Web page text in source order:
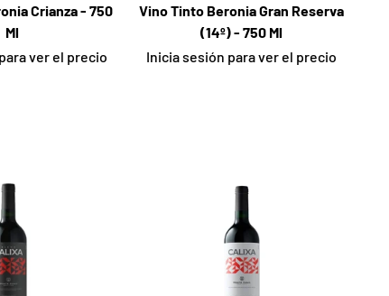
Crianza - 750
Ml
ver el precio
Vino Tinto Beronia Gran Reserva
(14º) - 750 Ml
Inicia sesión para ver el precio